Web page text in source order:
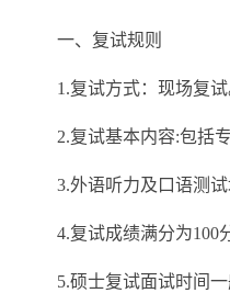
一、复试规则
1.复试方式：现场复试
2.复试基本内容:包括
3.外语听力及口语测
4.复试成绩满分为100
5.硕士复试面试时间